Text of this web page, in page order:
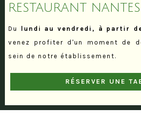
RESTAURANT NANTES
Du lundi au vendredi, à partir
venez profiter d'un moment de
sein de notre établissement.
RÉSERVER UNE